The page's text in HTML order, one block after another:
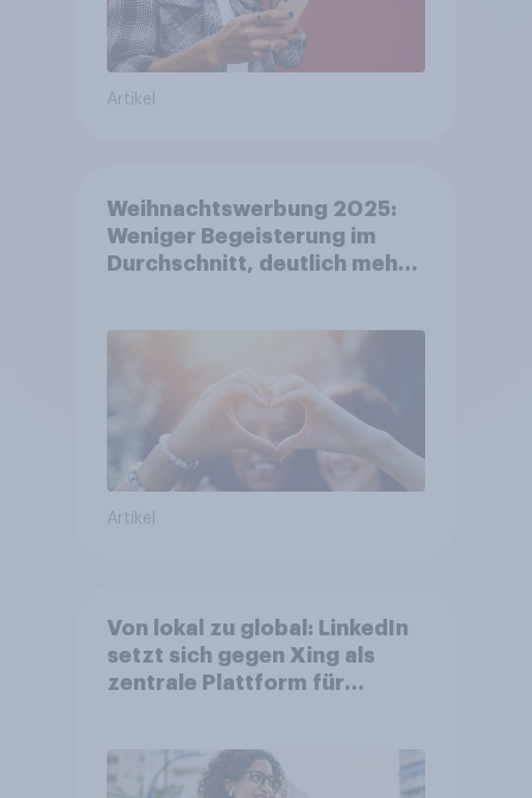
Artikel
Weihnachtswerbung 2025:
Weniger Begeisterung im
Durchschnitt, deutlich mehr
Artikel
Von lokal zu global: LinkedIn
setzt sich gegen Xing als
zentrale Plattform für